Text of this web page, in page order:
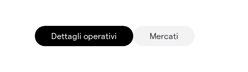
Dettagli operativi Mercati